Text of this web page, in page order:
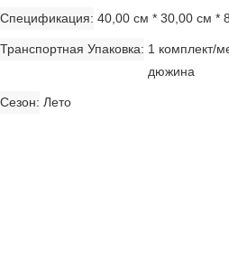
Спецификация 40,00 см * 30,00 см *
Транспортная Упаковка 1 комплект/
дюжина
Сезон Лето